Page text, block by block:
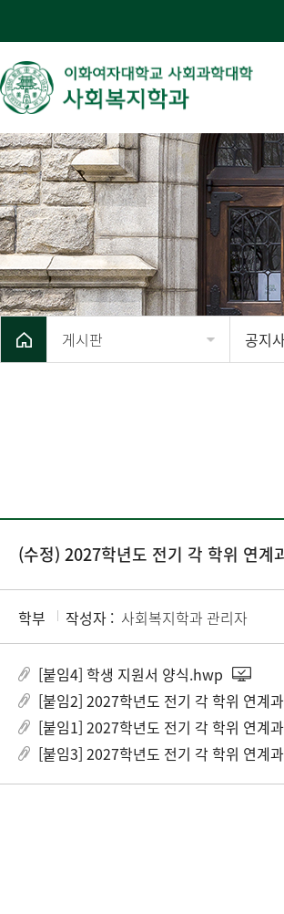
게시판 공지
(수정) 2027학년도 전기 각 학위 연계
학부 작성자 : 사회복지학과 관리자
[붙임4] 학생 지원서 양식.hwp
[붙임2] 2027학년도 전기 각 학위 연계
[붙임1] 2027학년도 전기 각 학위 연계
[붙임3] 2027학년도 전기 각 학위 연계